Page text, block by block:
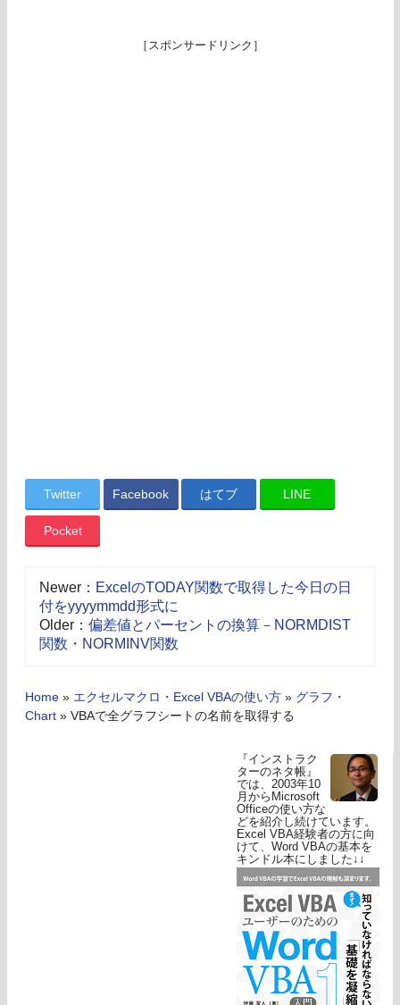
［スポンサードリンク］
Twitter Facebook はてブ LINE
Pocket
Newer： ExcelのTODAY関数で取得した今日の日
付をyyyymmdd形式に
Older： 偏差値とパーセントの換算－NORMDIST
関数・NORMINV関数
Home » エクセルマクロ・Excel VBAの使い方 » グラフ・
Chart » VBAで全グラフシートの名前を取得する
『インストラク
ターのネタ帳』
では、2003年10
月からMicrosoft
Officeの使い方な
どを紹介し続けています。
Excel VBA経験者の方に向
けて、Word VBAの基本を
キンドル本にしました↓↓